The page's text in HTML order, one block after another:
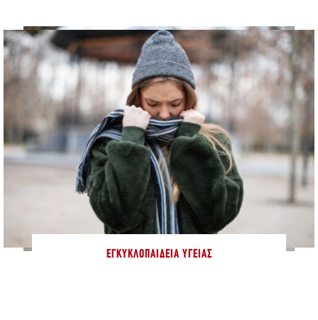
ΕΓΚΥΚΛΟΠΑΊΔΕΙΑ ΥΓΕΊΑΣ